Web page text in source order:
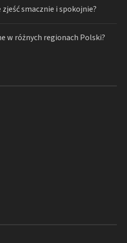
smacznie i spokojnie?
w różnych regionach Polski?